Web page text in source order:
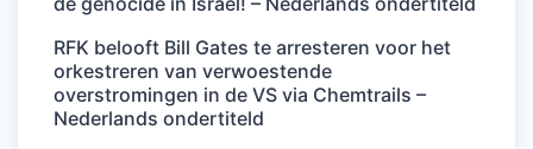
RFK belooft Bill Gates te arresteren voor het
orkestreren van verwoestende
overstromingen in de VS via Chemtrails –
Nederlands ondertiteld